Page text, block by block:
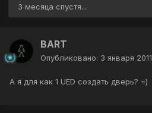
3 месяца спустя...
BART
Опубликовано: 3 января 2011
А я для как 1 UED создать дверь? =)